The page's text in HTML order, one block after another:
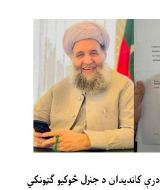
کاندیدان د جنرل څوکيو ګټونکي